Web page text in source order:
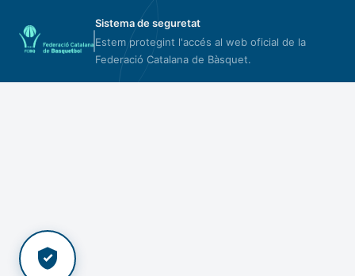
Sistema de seguretat
Estem protegint l'accés al web oficial de la
Federació Catalana de Bàsquet.